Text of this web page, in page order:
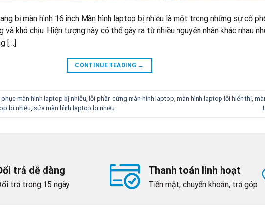
bị màn hình 16 inch Màn hình laptop bị nhiễu là một trong những sự cố
khó chịu. Hiện tượng này có thể gây ra từ nhiều nguyên nhân khác nhau
[…]
CONTINUE READING →
phục màn hình laptop bị nhiễu lỗi phần cứng màn hình laptop màn hình laptop lỗi hiển thị,
bị nhiễu sửa màn hình laptop bị nhiễu
trả dễ dàng
trả trong 15 ngày
Thanh toán linh hoạt
Tiền mặt, chuyển khoản, trả góp